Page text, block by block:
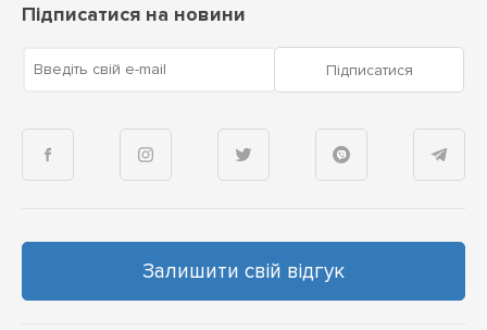
Підписатися на новини
Введіть свій e-mail Підписатися
Залишити свій відгук